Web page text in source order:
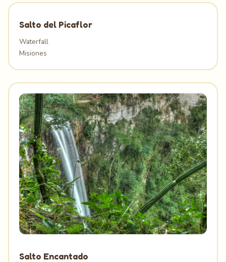
Salto del Picaflor
Waterfall
Misiones
Salto Encantado